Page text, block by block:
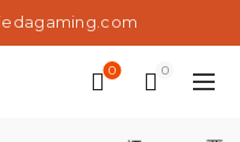
0 0